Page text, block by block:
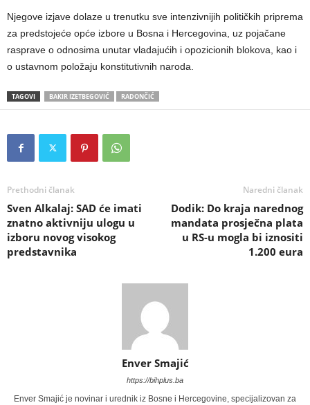
Njegove izjave dolaze u trenutku sve intenzivnijih političkih priprema
za predstojeće opće izbore u Bosna i Hercegovina, uz pojačane
rasprave o odnosima unutar vladajućih i opozicionih blokova, kao i
o ustavnom položaju konstitutivnih naroda.
TAGOVI BAKIR IZETBEGOVIĆ RADONČIĆ
Prethodni članak
Sven Alkalaj: SAD će imati
znatno aktivniju ulogu u
izboru novog visokog
predstavnika
Naredni članak
Dodik: Do kraja narednog
mandata prosječna plata
u RS-u mogla bi iznositi
1.200 eura
Enver Smajić
https://bihplus.ba
Enver Smajić je novinar i urednik iz Bosne i Hercegovine, specijalizovan za